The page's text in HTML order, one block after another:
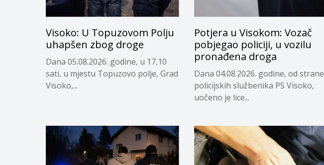
Visoko: U Topuzovom Polju
uhapšen zbog droge
Dana 05.08.2026. godine, u 17,10
sati, u mjestu Topuzovo polje, Grad
Visoko,...
Potjera u Visokom: Vozač
pobjegao policiji, u vozilu
pronađena droga
Dana 04.08.2026. godine, od strane
policijskih službenika PS Visoko,
uočeno je lice...